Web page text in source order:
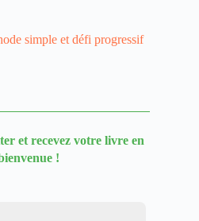
simple et défi progressif
et recevez votre livre en
!